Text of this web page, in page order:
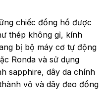
chiếc đồng hồ được
thép không gỉ, kính
bị bộ máy cơ tự động
Ronda và sử dụng
sapphire, dây da chính
vỏ và dây đeo đồng